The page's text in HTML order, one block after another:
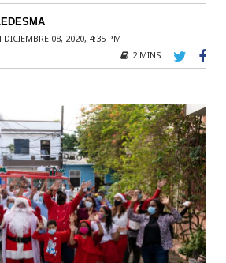
DICIEMBRE 08, 2020, 4:35 PM
2 MINS